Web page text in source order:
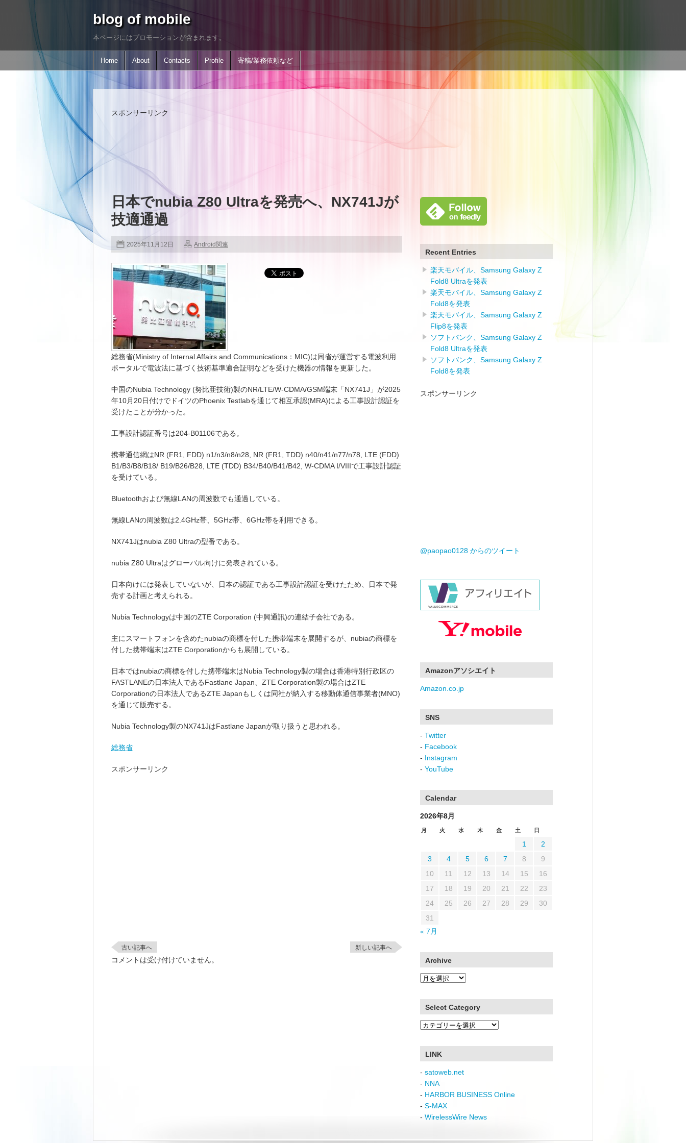
blog of mobile
本ページにはプロモーションが含まれます。
Home About Contacts Profile 寄稿/業務依頼など
スポンサーリンク
日本でnubia Z80 Ultraを発売へ、NX741Jが
技適通過
2025年11月12日 Android関連
総務省(Ministry of Internal Affairs and Communications：MIC)は同省が運営する電波利用
ポータルで電波法に基づく技術基準適合証明などを受けた機器の情報を更新した。
中国のNubia Technology (努比亜技術)製のNR/LTE/W-CDMA/GSM端末「NX741J」が2025
年10月20日付けでドイツのPhoenix Testlabを通じて相互承認(MRA)による工事設計認証を
受けたことが分かった。
工事設計認証番号は204-B01106である。
携帯通信網はNR (FR1, FDD) n1/n3/n8/n28, NR (FR1, TDD) n40/n41/n77/n78, LTE (FDD)
B1/B3/B8/B18/ B19/B26/B28, LTE (TDD) B34/B40/B41/B42, W-CDMA I/VIIIで工事設計認証
を受けている。
Bluetoothおよび無線LANの周波数でも通過している。
無線LANの周波数は2.4GHz帯、5GHz帯、6GHz帯を利用できる。
NX741Jはnubia Z80 Ultraの型番である。
nubia Z80 Ultraはグローバル向けに発表されている。
日本向けには発表していないが、日本の認証である工事設計認証を受けたため、日本で発
売する計画と考えられる。
Nubia Technologyは中国のZTE Corporation (中興通訊)の連結子会社である。
主にスマートフォンを含めたnubiaの商標を付した携帯端末を展開するが、nubiaの商標を
付した携帯端末はZTE Corporationからも展開している。
日本ではnubiaの商標を付した携帯端末はNubia Technology製の場合は香港特別行政区の
FASTLANEの日本法人であるFastlane Japan、ZTE Corporation製の場合はZTE
Corporationの日本法人であるZTE Japanもしくは同社が納入する移動体通信事業者(MNO)
を通じて販売する。
Nubia Technology製のNX741JはFastlane Japanが取り扱うと思われる。
総務省
スポンサーリンク
古い記事へ 新しい記事へ
コメントは受け付けていません。
Recent Entries
楽天モバイル、Samsung Galaxy Z
Fold8 Ultraを発表
楽天モバイル、Samsung Galaxy Z
Fold8を発表
楽天モバイル、Samsung Galaxy Z
Flip8を発表
ソフトバンク、Samsung Galaxy Z
Fold8 Ultraを発表
ソフトバンク、Samsung Galaxy Z
Fold8を発表
スポンサーリンク
@paopao0128 からのツイート
Amazonアソシエイト
Amazon.co.jp
SNS
- Twitter
- Facebook
- Instagram
- YouTube
Calendar
2026年8月
月 火 水 木 金 土 日
1
2
3
4 5 6 7 8
9
10
11 12 13 14 15
16
17
18 19 20 21 22
23
24
25 26 27 28 29
30
31
« 7月
Archive
Archive
Select Category
Select
LINK
- satoweb.net
- NNA
- HARBOR BUSINESS Online
- S-MAX
- WirelessWire News